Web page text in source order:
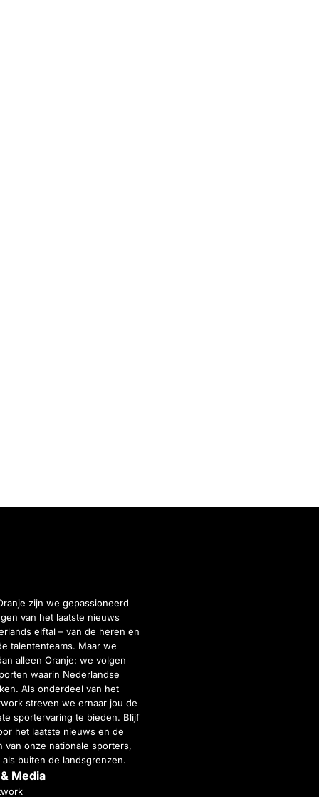
zijn we gepassioneerd
van het laatste nieuws
elftal – van de heren en
talententeams. Maar we
alleen Oranje: we volgen
waarin Nederlandse
Als onderdeel van het
streven we ernaar jou de
sportervaring te bieden. Blijf
het laatste nieuws en de
van onze nationale sporters,
buiten de landsgrenzen.
Media